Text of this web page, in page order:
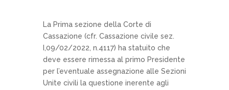
La Prima sezione della Corte di
Cassazione (cfr. Cassazione civile sez.
I,09/02/2022, n.4117) ha statuito che
deve essere rimessa al primo Presidente
per l’eventuale assegnazione alle Sezioni
Unite civili la questione inerente agli